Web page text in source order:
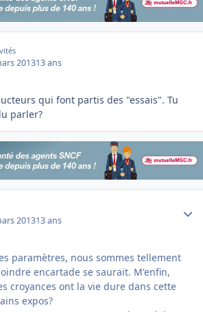
201313 ans
qui font partis des "essais". Tu
parler?
201313 ans
paramètres, nous sommes tellement
encartade se saurait. M'enfin,
croyances ont la vie dure dans cette
expos?